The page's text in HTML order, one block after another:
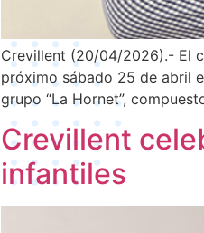
Crevillent (20/04/2026).- El
próximo sábado 25 de abril
grupo “La Hornet”,
Crevillent
infantiles